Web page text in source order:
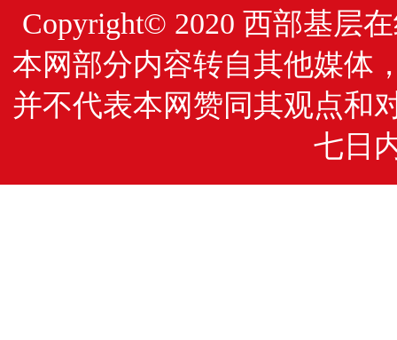
Copyright© 2020 西部基层
本网部分内容转自其他媒体
并不代表本网赞同其观点和
七日